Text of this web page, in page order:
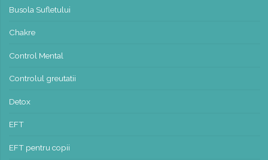
Busola Sufletului
Chakre
Control Mental
Controlul greutatii
Detox
EFT
EFT pentru copii